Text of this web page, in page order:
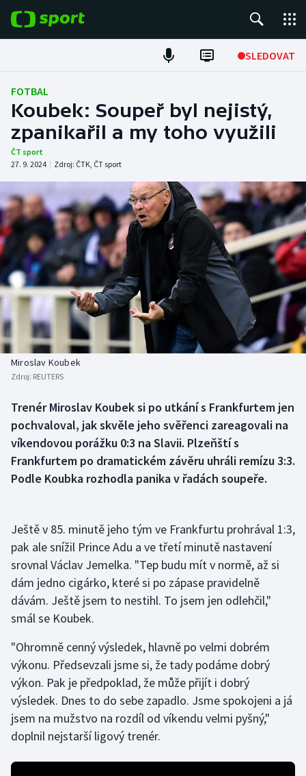
SLEDOVAT
Fotbal
Hokej
Tenis
Atletika
Cyklistika
DALŠÍ SPORTY
Americký fotbal
Baseball a softbal
Basketbal
Biatlon
Boby a skeleton
Box
Curling
Florbal
Futsal
Golf
Gymnastika
Házená
Judo
NEPŘEHLÉDNĚTE
Soutěže
Historické návraty
Aplikace ČT sport
AZ kvíz
FOTBAL
Koubek: Soupeř byl nejistý,
zpanikařil a my toho využili
ČT sport
27. 9. 2024 | Zdroj: ČTK, ČT sport
Miroslav Koubek
Zdroj: REUTERS
Trenér Miroslav Koubek si po utkání s Frankfurtem jen
pochvaloval, jak skvěle jeho svěřenci zareagovali na
víkendovou porážku 0:3 na Slavii. Plzeňští s
Frankfurtem po dramatickém závěru uhráli remízu 3:3.
Podle Koubka rozhodla panika v řadách soupeře.
Ještě v 85. minutě jeho tým ve Frankfurtu prohrával 1:3,
pak ale snížil Prince Adu a ve třetí minutě nastavení
srovnal Václav Jemelka. "Tep budu mít v normě, až si
dám jedno cigárko, které si po zápase pravidelně
dávám. Ještě jsem to nestihl. To jsem jen odlehčil,"
smál se Koubek.
"Ohromně cenný výsledek, hlavně po velmi dobrém
výkonu. Předsevzali jsme si, že tady podáme dobrý
výkon. Pak je předpoklad, že může přijít i dobrý
výsledek. Dnes to do sebe zapadlo. Jsme spokojeni a já
jsem na mužstvo na rozdíl od víkendu velmi pyšný,"
doplnil nejstarší ligový trenér.